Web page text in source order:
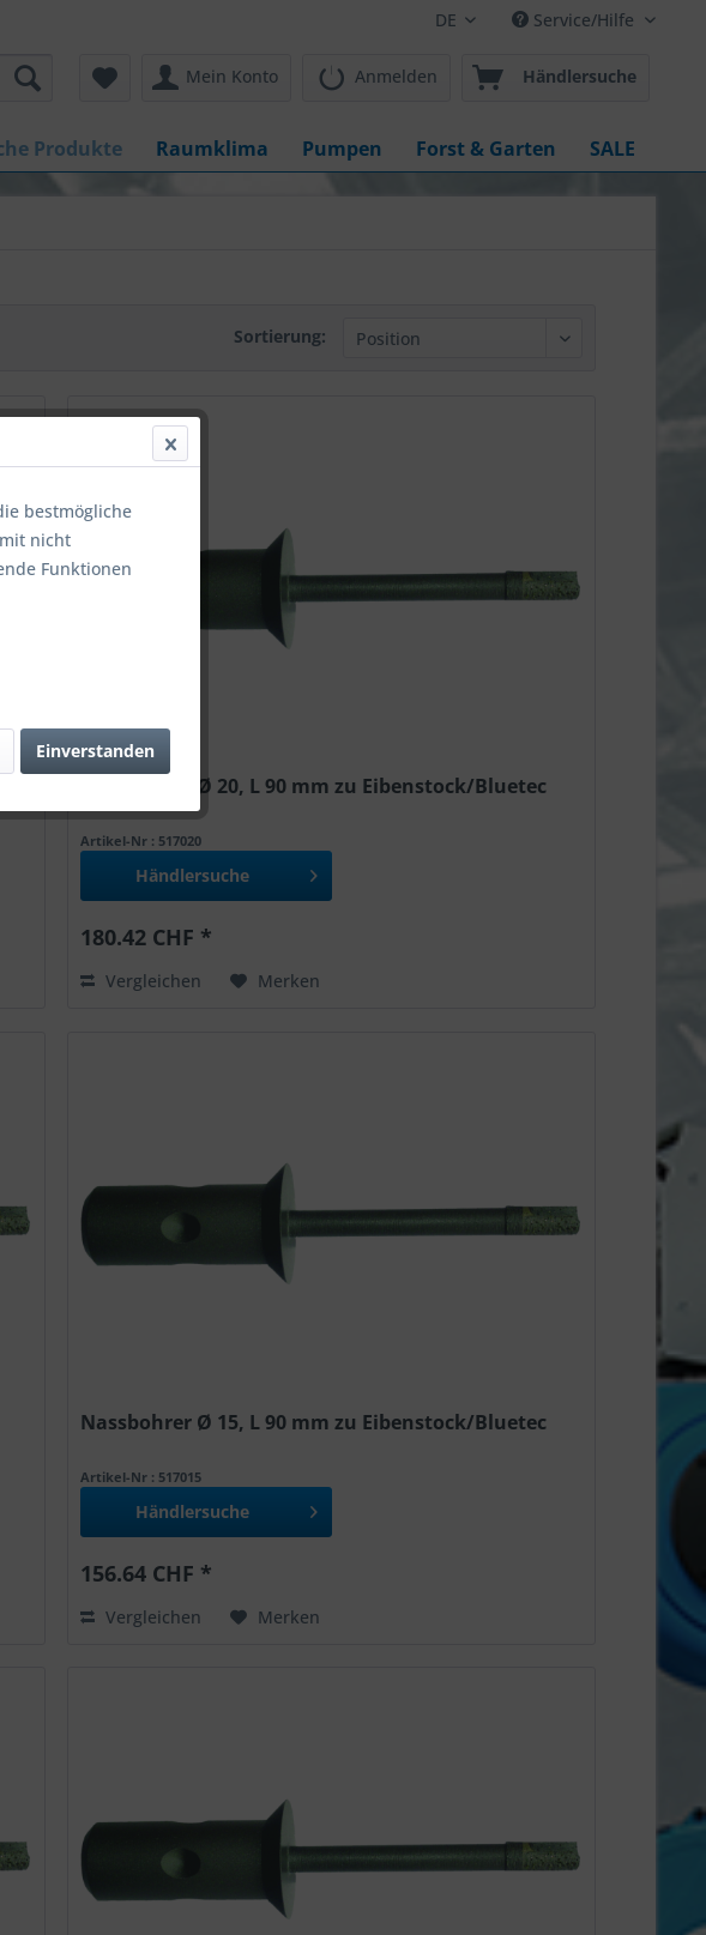
DE Service/Hilfe
Mein Konto Anmelden Händlersuche
Produkte Raumklima Pumpen Forst & Garten SALE
Sortierung:
Nassbohrer Ø 20, L 90 mm zu Eibenstock/Bluetec
Artikel-Nr : 517020
Händlersuche
180.42 CHF *
Vergleichen Merken
Nassbohrer Ø 15, L 90 mm zu Eibenstock/Bluetec
Artikel-Nr : 517015
Händlersuche
156.64 CHF *
Vergleichen Merken
bestmögliche
nicht
Funktionen
Einverstanden